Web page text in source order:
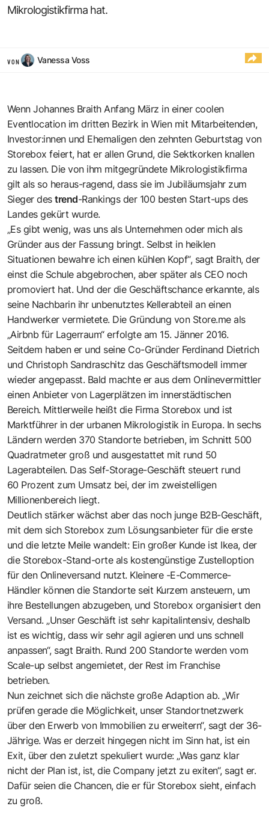
Mikrologistikfirma hat.
VON Vanessa Voss
Wenn Johannes Braith Anfang März in einer coolen
Eventlocation im dritten Bezirk in Wien mit Mitarbeitenden,
Investor:innen und Ehemaligen den zehnten Geburtstag von
Storebox feiert, hat er allen Grund, die Sektkorken knallen
zu lassen. Die von ihm mitgegründete Mikrologistikfirma
gilt als so heraus-ragend, dass sie im Jubiläumsjahr zum
Sieger destrend-Rankings der 100 besten Start-ups des
Landes gekürt wurde.
„Es gibt wenig, was uns als Unternehmen oder mich als
Gründer aus der Fassung bringt. Selbst in heiklen
Situationen bewahre ich einen kühlen Kopf“, sagt Braith, der
einst die Schule abgebrochen, aber später als CEO noch
promoviert hat. Und der die Geschäftschance erkannte, als
seine Nachbarin ihr unbenutztes Kellerabteil an einen
Handwerker vermietete. Die Gründung von Store.me als
„Airbnb für Lagerraum“ erfolgte am 15. Jänner 2016.
Seitdem haben er und seine Co-Gründer Ferdinand Dietrich
und Christoph Sandraschitz das Geschäftsmodell immer
wieder angepasst. Bald machte er aus dem Onlinevermittler
einen Anbieter von Lagerplätzen im innerstädtischen
Bereich. Mittlerweile heißt die Firma Storebox und ist
Marktführer in der urbanen Mikrologistik in Europa. In sechs
Ländern werden 370 Standorte betrieben, im Schnitt 500
Quadratmeter groß und ausgestattet mit rund 50
Lagerabteilen. Das Self-Storage-Geschäft steuert rund
60 Prozent zum Umsatz bei, der im zweistelligen
Millionenbereich liegt.
Deutlich stärker wächst aber das noch junge B2B-Geschäft,
mit dem sich Storebox zum Lösungsanbieter für die erste
und die letzte Meile wandelt: Ein großer Kunde ist Ikea, der
die Storebox-Stand-orte als kostengünstige Zustelloption
für den Onlineversand nutzt. Kleinere -E-Commerce-
Händler können die Standorte seit Kurzem ansteuern, um
ihre Bestellungen abzugeben, und Storebox organisiert den
Versand. „Unser Geschäft ist sehr kapitalintensiv, deshalb
ist es wichtig, dass wir sehr agil agieren und uns schnell
anpassen“, sagt Braith. Rund 200 Standorte werden vom
Scale-up selbst angemietet, der Rest im Franchise
betrieben.
Nun zeichnet sich die nächste große Adaption ab. „Wir
prüfen gerade die Möglichkeit, unser Standortnetzwerk
über den Erwerb von Immobilien zu erweitern“, sagt der 36-
Jährige. Was er derzeit hingegen nicht im Sinn hat, ist ein
Exit, über den zuletzt spekuliert wurde: „Was ganz klar
nicht der Plan ist, ist, die Company jetzt zu exiten“, sagt er.
Dafür seien die Chancen, die er für Storebox sieht, einfach
zu groß.